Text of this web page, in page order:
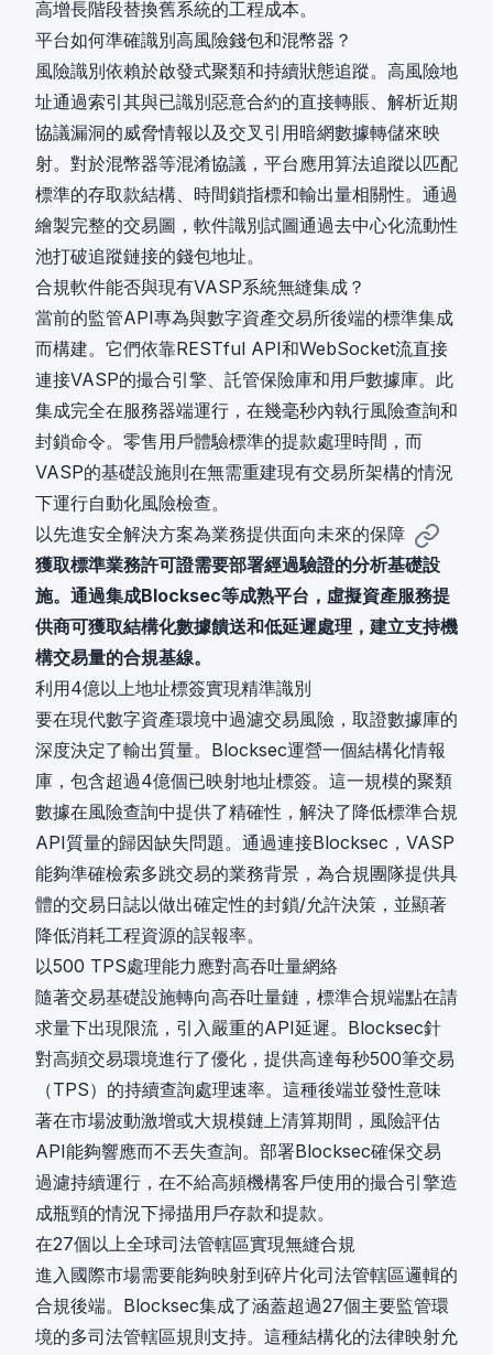
高增長階段替換舊系統的工程成本。
平台如何準確識別高風險錢包和混幣器？
風險識別依賴於啟發式聚類和持續狀態追蹤。高風險地
址通過索引其與已識別惡意合約的直接轉賬、解析近期
協議漏洞的威脅情報以及交叉引用暗網數據轉儲來映
射。對於混幣器等混淆協議，平台應用算法追蹤以匹配
標準的存取款結構、時間鎖指標和輸出量相關性。通過
繪製完整的交易圖，軟件識別試圖通過去中心化流動性
池打破追蹤鏈接的錢包地址。
合規軟件能否與現有VASP系統無縫集成？
當前的監管API專為與數字資產交易所後端的標準集成
而構建。它們依靠RESTful API和WebSocket流直接
連接VASP的撮合引擎、託管保險庫和用戶數據庫。此
集成完全在服務器端運行，在幾毫秒內執行風險查詢和
封鎖命令。零售用戶體驗標準的提款處理時間，而
VASP的基礎設施則在無需重建現有交易所架構的情況
下運行自動化風險檢查。
以先進安全解決方案為業務提供面向未來的保障
獲取標準業務許可證需要部署經過驗證的分析基礎設
施。通過集成Blocksec等成熟平台，虛擬資產服務提
供商可獲取結構化數據饋送和低延遲處理，建立支持機
構交易量的合規基線。
利用4億以上地址標簽實現精準識別
要在現代數字資產環境中過濾交易風險，取證數據庫的
深度決定了輸出質量。Blocksec運營一個結構化情報
庫，包含超過4億個已映射地址標簽。這一規模的聚類
數據在風險查詢中提供了精確性，解決了降低標準合規
API質量的歸因缺失問題。通過連接Blocksec，VASP
能夠準確檢索多跳交易的業務背景，為合規團隊提供具
體的交易日誌以做出確定性的封鎖/允許決策，並顯著
降低消耗工程資源的誤報率。
以500 TPS處理能力應對高吞吐量網絡
隨著交易基礎設施轉向高吞吐量鏈，標準合規端點在請
求量下出現限流，引入嚴重的API延遲。Blocksec針
對高頻交易環境進行了優化，提供高達每秒500筆交易
（TPS）的持續查詢處理速率。這種後端並發性意味
著在市場波動激增或大規模鏈上清算期間，風險評估
API能夠響應而不丟失查詢。部署Blocksec確保交易
過濾持續運行，在不給高頻機構客戶使用的撮合引擎造
成瓶頸的情況下掃描用戶存款和提款。
在27個以上全球司法管轄區實現無縫合規
進入國際市場需要能夠映射到碎片化司法管轄區邏輯的
合規後端。Blocksec集成了涵蓋超過27個主要監管環
境的多司法管轄區規則支持。這種結構化的法律映射允